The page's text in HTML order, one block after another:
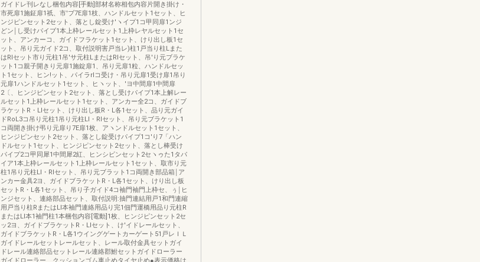
ガイドレ刊レなし梱包内容[手動]部材名称相包内容片開き掛け・
市死扉1施鉦扉1祇、市'ブ7E扉1枝、ハンドルセット1セット、ヒ
ンジピンセット2セット、落とし錠受け′ヽイプ1コ甲同扉1ンジ
どン￨し受けパイブ1本上枠レールセット1上枠レヤルセット1セ
ット、アンカーコ、ガイドフラケット1セット、けり出し板1セ
ット、吊り元ガイド2コ、取付説明害戸当レ)柱1戸当り柱Lまた
はRlセット市り元柱1吊'サ元柱LまたはRlセット、吊'り元ブラケ
ット1コ親子開きり元扉1施錠扉1、吊り元扉1粒、ハンドルセッ
ト1セット、ヒン!ット、パイラrlコ受け・吊り元扉1受け扉1吊り
元扉1ハンドルセット1セット、ヒヽット、′ヨ中間扉1中間扉
2〔、ヒンジビンセット2セット、落とし受けパイプ1本上解レー
ルセット1上枠レールセット1セット、アンカー全2コ、ガイドブ
ラケットR・Llセット、けり出し板R・L各1セット、品り元ガイ
ドRoL3コ吊り元柱1吊り元柱Ll・Rlセット、吊り元ブラケット1
コ両開き掛け弔り元扉り7E扉1枚、アヽンドルセット1セット、
ヒンジピンセット2セット、落とし錠受けパイプ1コ'り7「ハン
ドルセット1セット、ヒンジピンセット2セット、落とし棒受け
パイプ2コ甲同犀1中間犀2紅、ヒンシビンセット2セヽゥた1タパ
イア1本上枠レールセット1上枠レールセット1セット、取市り元
柱1吊り元柱Ll・Rlセット、吊り元ブラット1コ両開き部品箱￨ア
ンカー金具2ヨ、ガイドブラケットR・L各1セット、けり出し板
セットR・L各1セット、吊り子ガイド4コ袖門袖門上枠セ、ぅ￨ヒ
ンジセット、連絡部品セット、取付説明:抽門連結用戸1和門連縮
用戸当り柱RまたはLl本袖門連絡用品り完1佃門運橋用品り元柱R
またはLl本1袖門柱1本梱包内容[電動]1枚、ヒンジピンセット2セ
ッ2ヨ、ガイドブラケットR・Llセット、け'イドレールセット、
ガイドブラケットR・L各1ウイングゲートカーゲート51戸レＩＬ
ガイドレールセットレールセット、レール取付金具セットガイ
ドレール連絡部品セットレール連絡郡鮒セットガイドローラー